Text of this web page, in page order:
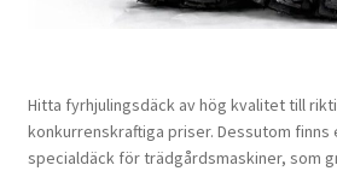
Hitta fyrhjulingsdäck av hög kvalitet till
konkurrenskraftiga priser. Dessutom
specialdäck för trädgårdsmaskiner, som